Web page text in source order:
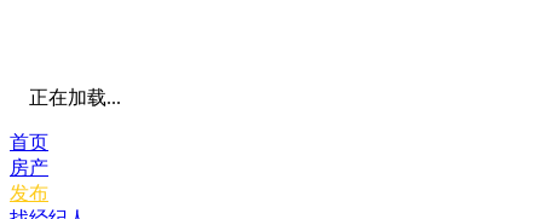
正在加载...
首页
房产
发布